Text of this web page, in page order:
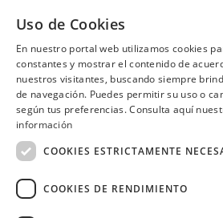
hour 3x2 en cócteles del día, de
lunes a jueves.
¿Necesitas ayuda?
Uso de Cookies
En nuestro portal web utilizamos cookies
constantes y mostrar el contenido de
nuestros visitantes, buscando siempre
de navegación. Puedes permitir su uso o
según tus preferencias. Consulta aquí
información
COOKIES ESTRICTAMENTE
COOKIES DE RENDIMIENTO